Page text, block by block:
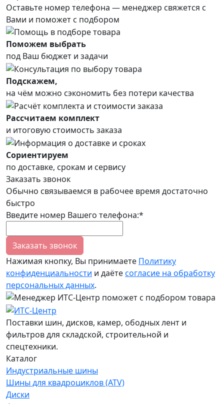
Оставьте номер телефона — менеджер свяжется с
Вами и поможет с подбором
Поможем выбрать
под Ваш бюджет и задачи
Подскажем,
на чём можно сэкономить без потери качества
Рассчитаем комплект
и итоговую стоимость заказа
Сориентируем
по доставке, срокам и сервису
Заказать звонок
Обычно связываемся в рабочее время достаточно
быстро
Введите номер Вашего телефона:*
Заказать звонок
Нажимая кнопку, Вы принимаете Политику
конфиденциальности и даётесогласие на обработку
персональных данных.
Поставки шин, дисков, камер, ободных лент и
фильтров для складской, строительной и
спецтехники.
Каталог
Индустриальные шины
Шины для квадроциклов (ATV)
Диски